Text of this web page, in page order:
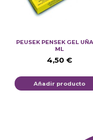
PEUSEK PENSEK GEL
ML
4,50 €
Añadir producto